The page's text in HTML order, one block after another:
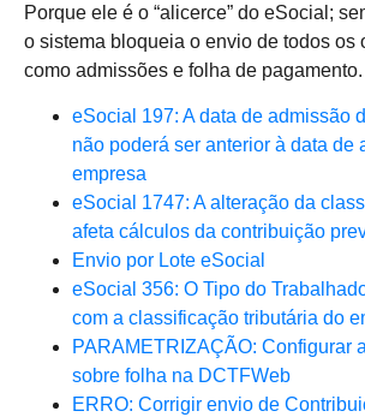
Porque ele é o “alicerce” do eSocial;
o sistema bloqueia o envio de todos os
como admissões e folha de pagamento.
eSocial 197: A data de admissão
não poderá ser anterior à data de
empresa
eSocial 1747: A alteração da
afeta cálculos da contribuição
Envio por Lote eSocial
eSocial 356: O Tipo do
com a classificação tributária do
PARAMETRIZAÇÃO: Configurar
sobre folha na DCTFWeb
ERRO: Corrigir envio de